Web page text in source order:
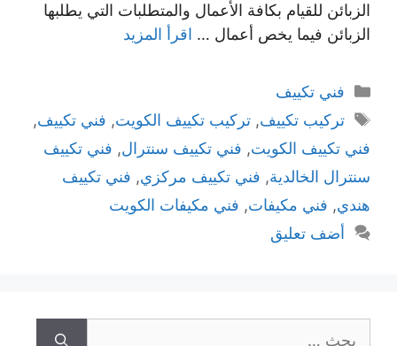
الزبائن للقيام بكافة الأعمال والمتطلبات التي يطلبها
الزبائن فيما يخص أعمال … اقرأ المزيد
التصنيفات
فني تكييف
الوسوم
تركيب تكييف, تركيب تكييف الكويت, فني تكييف,
فني تكييف الكويت, فني تكييف سنترال, فني تكييف
سنترال الخالدية, فني تكييف مركزي, فني تكييف
هندي, فني مكيفات, فني مكيفات الكويت
أضف تعليق